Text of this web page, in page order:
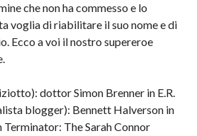
che non ha commesso e lo
voglia di riabilitare il suo nome e di
Ecco a voi il nostro supereroe
dottor Simon Brenner in E.R.
blogger): Bennett Halverson in
Terminator: The Sarah Connor